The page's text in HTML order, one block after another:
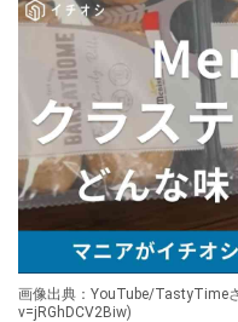
画像出典：YouTube/TastyTime
v=jRGhDCV2Biw)